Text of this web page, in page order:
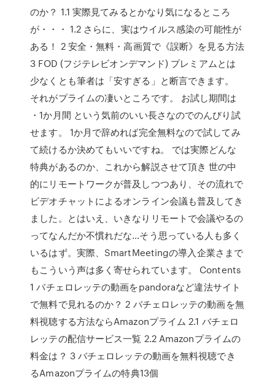
のか？ 1.1 実際見てみるとかなり気になるところ
が・・・ 1.2 さらに、実はウイルス感染の可能性が
ある！ 2 安全・無料・高画質で《誤断》を見る方法
3 FOD (フジテレビオンデマンド) プレミアムとは
少なくとも筆者は「安すぎる」と断言できます。
それがプライムの凄いところです。 お試し期間は
・1か月間 という気前のいい長さなのでのんびり試
せます。 1か月で辞めれば完全無料なので試してみ
て続けるか決めてもいいですね。 では実際どんな
特典があるのか、これから解説させて頂き 世の中
的にリモートワークが普及しつつあり、その流れで
ビデオチャットによるオンライン会議も普及してき
ました。とはいえ、いきなりリモートで会議やるの
ってなんだか不慣れだな…そう思っている人も多く
いるはず。実際、SmartMeetingの導入企業さまで
もこういう声は多く寄せられています。 Contents
1 バチェロレッテの動画をpandoraなど違法サイト
で無料で見れるのか？ 2 バチェロレッテの動画を無
料視聴する方法ならAmazonプライム 2.1 バチェロ
レッテの配信サービス一覧 2.2 Amazonプライムの
料金は？ 3 バチェロレッテの動画を無料視聴でき
るAmazonプライムの特典13個